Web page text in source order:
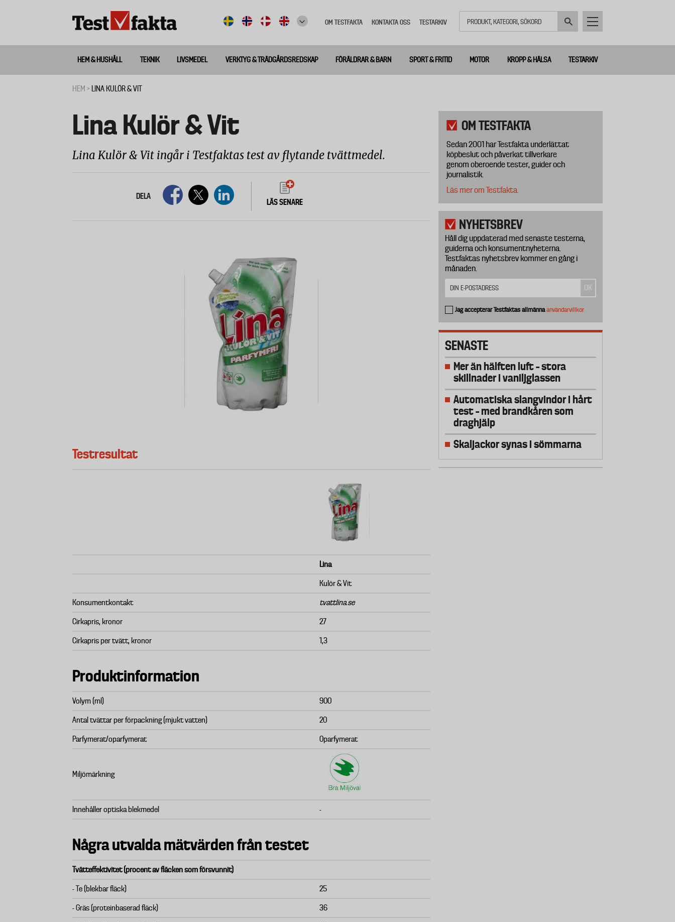
meny
OM TESTFAKTA KONTAKTA OSS TESTARKIV
Huvudmeny
ny
HEM & HUSHÅLL TEKNIK LIVSMEDEL VERKTYG & TRÄDGÅRDSREDSKAP FÖRÄLDRAR & BARN SPORT & FRITID MOTOR KROPP & HÄLSA TESTARKIV
HEM LINA KULÖR & VIT
Lina Kulör & Vit
Lina Kulör & Vit ingår i Testfaktas test av flytande tvättmedel.
DELA
LÄS SENARE
Testresultat
Lina
Kulör & Vit
Konsumentkontakt tvattlina.se
Cirkapris, kronor 27
Cirkapris per tvätt, kronor 1,3
Produktinformation
Volym (ml) 900
Antal tvättar per förpackning (mjukt vatten) 20
Parfymerat/oparfymerat Oparfymerat
Miljömärkning
Innehåller optiska blekmedel -
Några utvalda mätvärden från testet
Tvätteffektivitet (procent av fläcken som försvunnit)
- Te (blekbar fläck) 25
- Gräs (proteinbaserad fläck) 36
OM TESTFAKTA
Sedan 2001 har Testfakta underlättat
köpbeslut och påverkat tillverkare
genom oberoende tester, guider och
journalistik.
Läs mer om Testfakta.
NYHETSBREV
Håll dig uppdaterad med senaste testerna,
guiderna och konsumentnyheterna.
Testfaktas nyhetsbrev kommer en gång i
månaden.
Jag accepterar Testfaktas allmännaanvändarvillkor
SENASTE
Mer än hälften luft – stora
skillnader i vaniljglassen
Automatiska slangvindor i hårt
test – med brandkåren som
draghjälp
Skaljackor synas i sömmarna